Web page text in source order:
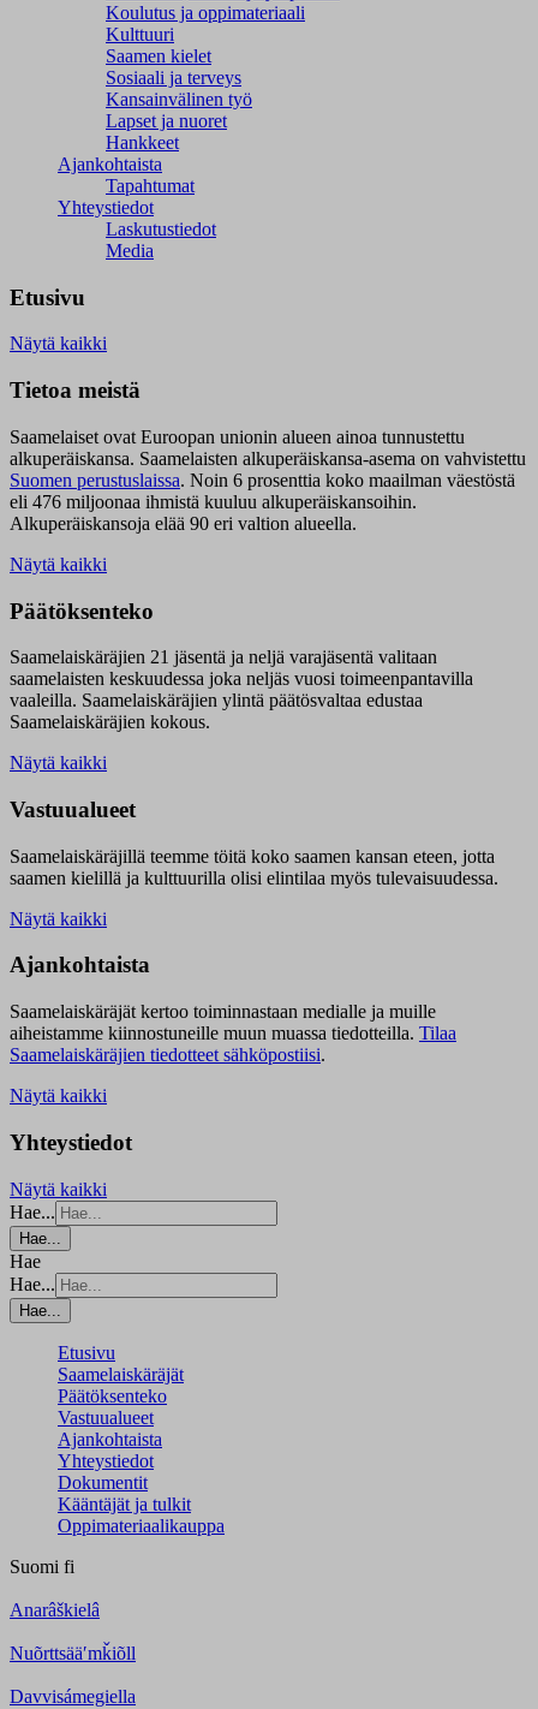
Koulutus ja oppimateriaali
Kulttuuri
Saamen kielet
Sosiaali ja terveys
Kansainvälinen työ
Lapset ja nuoret
Hankkeet
Ajankohtaista
Tapahtumat
Yhteystiedot
Laskutustiedot
Media
Etusivu
Näytä kaikki
Tietoa meistä
Saamelaiset ovat Euroopan unionin alueen ainoa tunnustettu
alkuperäiskansa. Saamelaisten alkuperäiskansa-asema on vahvistettu
Suomen perustuslaissa. Noin 6 prosenttia koko maailman väestöstä
eli 476 miljoonaa ihmistä kuuluu alkuperäiskansoihin.
Alkuperäiskansoja elää 90 eri valtion alueella.
Näytä kaikki
Päätöksenteko
Saamelaiskäräjien 21 jäsentä ja neljä varajäsentä valitaan
saamelaisten keskuudessa joka neljäs vuosi toimeenpantavilla
vaaleilla. Saamelaiskäräjien ylintä päätösvaltaa edustaa
Saamelaiskäräjien kokous.
Näytä kaikki
Vastuualueet
Saamelaiskäräjillä teemme töitä koko saamen kansan eteen, jotta
saamen kielillä ja kulttuurilla olisi elintilaa myös tulevaisuudessa.
Näytä kaikki
Ajankohtaista
Saamelaiskäräjät kertoo toiminnastaan medialle ja muille
aiheistamme kiinnostuneille muun muassa tiedotteilla. Tilaa
Saamelaiskäräjien tiedotteet sähköpostiisi.
Näytä kaikki
Yhteystiedot
Näytä kaikki
Hae...
Hae...
Hae
Hae...
Hae...
Etusivu
Saamelaiskäräjät
Päätöksenteko
Vastuualueet
Ajankohtaista
Yhteystiedot
Dokumentit
Kääntäjät ja tulkit
Oppimateriaalikauppa
Suomi fi
Anarâškielâ
Nuõrttsääʹmǩiõll
Davvisámegiella